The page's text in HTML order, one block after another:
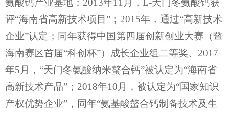
氨酸钙产业基地；2013年11月，L-天门冬氨酸钙获
评“海南省高新技术项目”；2015年，通过“高新技术
企业”认定；同年获得中国第四届创新创业大赛（暨
海南赛区首届“科创杯”）成长企业组二等奖、2017
年5月，“天门冬氨酸纳米螯合钙”被认定为“海南省
高新技术产品”；2018年10月，被认定为“国家知识
产权优势企业”，同年“氨基酸螯合钙制备技术及生